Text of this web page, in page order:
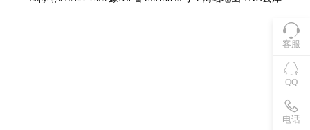
客服
QQ
电话